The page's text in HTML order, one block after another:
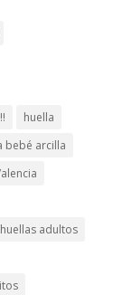
huella
bebé arcilla
huellas adultos